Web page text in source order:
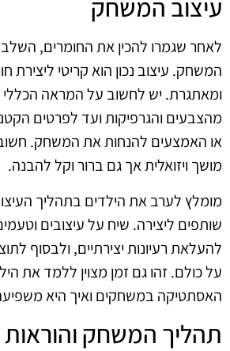
עיצוב המשחק
לאחר שגמרו להכין את החומרים,
המשחק. עיצוב נכון הוא קריטי ליצירת
ומאתגרת. יש לחשוב על המראה
מהצבעים והגרפיקות ועד לפרטים
או האמצעים להנחות את המשחק. חשוב
מושך ויזואלית אך גם ברור וקל להבנה.
מומלץ לערב את הילדים בתהליך
שותפים ליצירה. שיח על עיצובים
להעלאת רעיונות יצירתיים, ולבסוף
על כולם. זהו גם זמן מצוין ללמד את
האסתטיקה במשחקים ואיך היא
תהליך המשחק